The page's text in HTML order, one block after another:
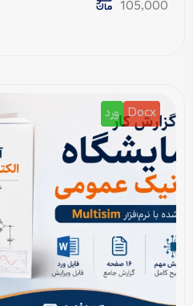
105,000
Docx ورد